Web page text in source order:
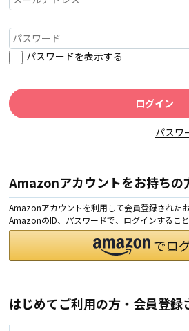
パスワードを表示する
パスワ
Amazonアカウントをお持ちの
Amazonアカウントを利用して会員登録されたお
AmazonのID、パスワードで、ログインすること
はじめてご利用の方・会員登録